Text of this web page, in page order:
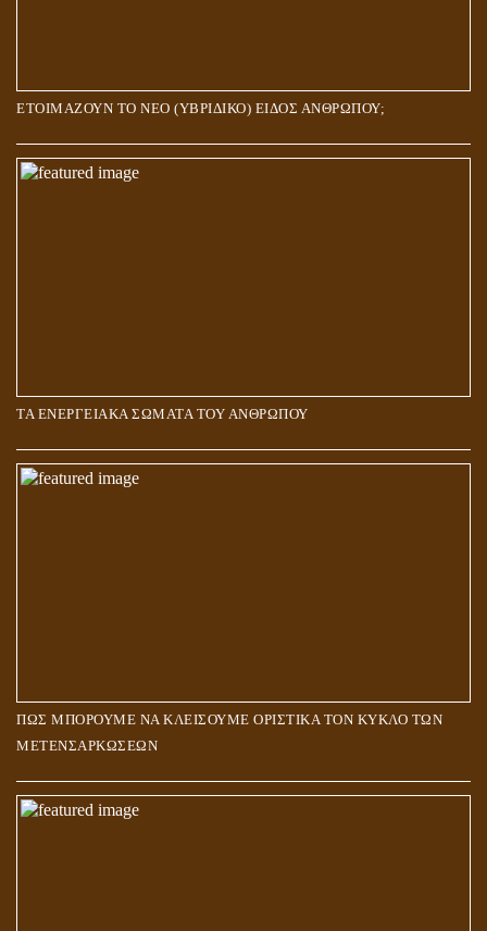
ΕΤΟΙΜΑΖΟΥΝ ΤΟ ΝΕΟ (ΥΒΡΙΔΙΚΟ) ΕΙΔΟΣ ΑΝΘΡΩΠΟΥ;
ΤΑ ΕΝΕΡΓΕΙΑΚΑ ΣΩΜΑΤΑ ΤΟΥ ΑΝΘΡΩΠΟΥ
ΠΩΣ ΜΠΟΡΟΥΜΕ ΝΑ ΚΛΕΙΣΟΥΜΕ ΟΡΙΣΤΙΚΑ ΤΟΝ ΚΥΚΛΟ ΤΩΝ
ΜΕΤΕΝΣΑΡΚΩΣΕΩΝ